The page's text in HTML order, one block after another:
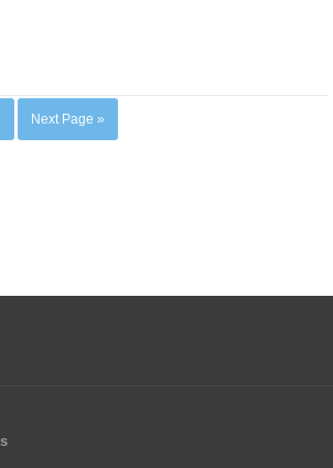
Next Page »